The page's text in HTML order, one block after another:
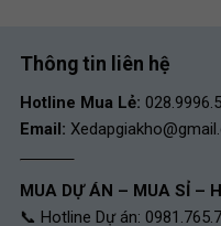
Xe đạp thăng
Khi đã đi được xe đạp cân
dựng nền tảng vững chắc
bàn đạp. Xe đạp cân bằng
xe thấp, kích thước bánh từ
Thông tin liên hệ
Hotline Mua Lẻ:
Email:
MUA DỰ ÁN – MUA SỈ –
📞 Hotline Dự án: